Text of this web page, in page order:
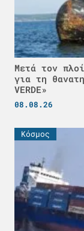
Μετά τον
για τη
VERDE»
08.08.26
Κόσμος